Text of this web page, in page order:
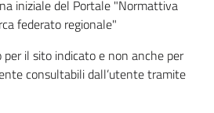
iniziale del Portale "Normattiva
federato regionale"
per il sito indicato e non anche per
consultabili dall’utente tramite